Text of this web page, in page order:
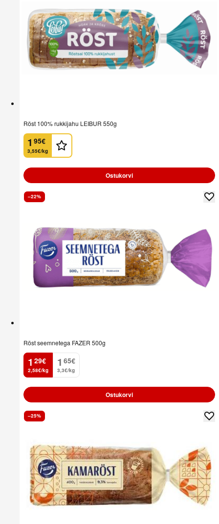
Röst 100% rukkijahu LEIBUR 550g
1
. 95€
3,55€/kg
Ostukorvi
–22%
Röst seemnetega FAZER 500g
1
. 29€
2,58€/kg
1
. 65€
3,3€/kg
Ostukorvi
–25%